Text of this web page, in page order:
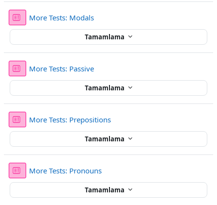
More Tests: ModalsSınav
Tamamlama
More Tests: PassiveSınav
Tamamlama
More Tests: PrepositionsSınav
Tamamlama
More Tests: PronounsSınav
Tamamlama